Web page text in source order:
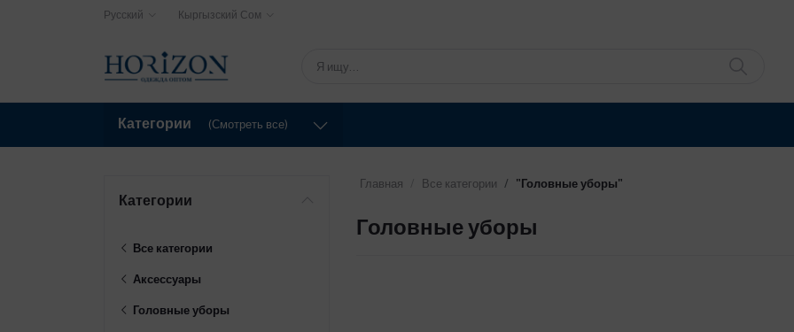
Русский Кыргызский Сом
Категории (Смотреть все)
Категории
Все категории
Аксессуары
Головные уборы
Главная Все категории "Головные уборы"
Головные уборы